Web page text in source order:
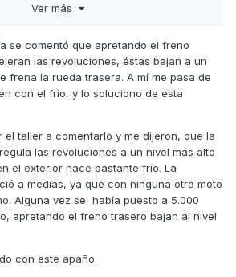
algo peligroso.
puede ser.
Ver más
se comentó que apretando el freno
las revoluciones, éstas bajan a un
frena la rueda trasera. A mí me pasa de
con el frío, y lo soluciono de esta
el taller a comentarlo y me dijeron, que la
las revoluciones a un nivel más alto
el exterior hace bastante frío. La
a medias, ya que con ninguna otra moto
Alguna vez se había puesto a 5.000
apretando el freno trasero bajan al nivel
con este apaño.